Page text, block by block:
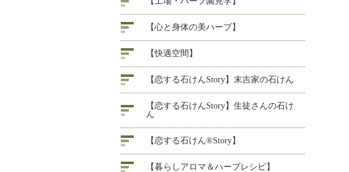
【心と身体の美ハーブ】
【快適空間】
【恋する石けんStory】末吉家の石けん
【恋する石けんStory】生徒さんの石け
ん
【恋する石けん®Story】
【暮らしアロマ＆ハーブレシピ】